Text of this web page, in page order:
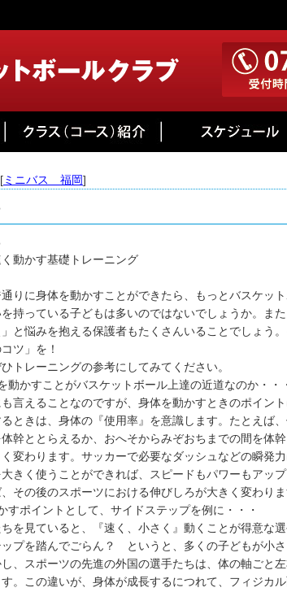
ミニバス 福岡]
動かす基礎トレーニング
通りに身体を動かすことができたら、もっとバスケッ
持っている子どもは多いのではないでしょうか。ま
と悩みを抱える保護者もたくさんいることでしょう
コツ」を！
トレーニングの参考にしてみてください。
動かすことがバスケットボール上達の近道なのか・・
も言えることなのですが、身体を動かすときのポイン
ときは、身体の『使用率』を意識します。たとえば
幹ととらえるか、おへそからみぞおちまでの間を体
変わります。サッカーで必要なダッシュなどの瞬発
きく使うことができれば、スピードもパワーもアッ
その後のスポーツにおける伸びしろが大きく変わりま
すポイントとして、サイドステップを例に・・・
ちを見ていると、『速く、小さく』動くことが得意な
プを踏んでごらん？ というと、多くの子どもが小
、スポーツの先進の外国の選手たちは、体の軸ごと
。この違いが、身体が成長するにつれて、フィジカ